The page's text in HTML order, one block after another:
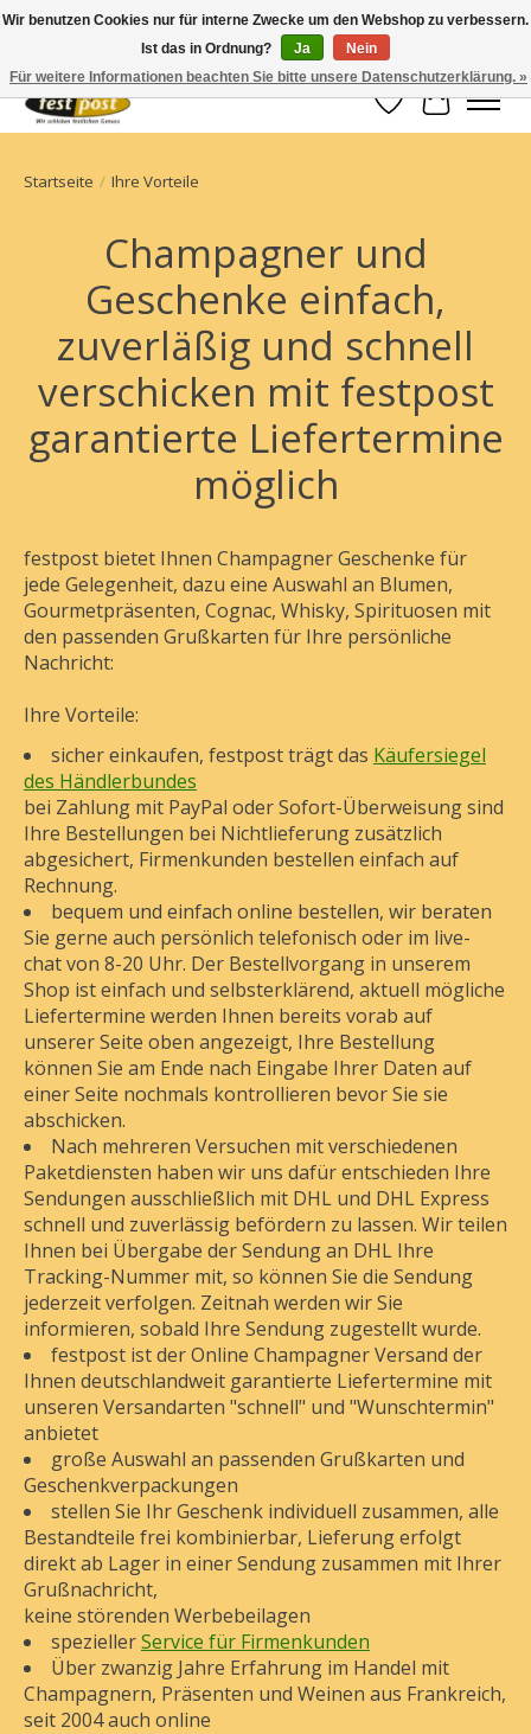
Champagner einfach geschickt
Wunschzettel
Ihr
Startseite / Ihre Vorteile
Champagner und
Geschenke einfach,
zuverläßig und schnell
verschicken mit festpost
garantierte Liefertermine
möglich
festpost bietet Ihnen Champagner Geschenke für
jede Gelegenheit, dazu eine Auswahl an Blumen,
Gourmetpräsenten, Cognac, Whisky, Spirituosen mit
den passenden Grußkarten für Ihre persönliche
Nachricht:
Ihre Vorteile:
sichereinkaufen, festpost trägt das Käufersiegel
des Händlerbundes
bei Zahlung mit PayPal oder Sofort-Überweisung sind
Ihre Bestellungen bei Nichtlieferung zusätzlich
abgesichert, Firmenkunden bestellen einfach auf
Rechnung.
bequem und einfach online bestellen, wir beraten
Sie gerne auch persönlich telefonisch oder im live-
chatvon 8-20 Uhr. Der Bestellvorgang in unserem
Shop isteinfach und selbsterklärend, aktuell mögliche
Liefertermine werden Ihnen bereits vorab auf
unserer Seite oben angezeigt, Ihre Bestellung
können Sie am Ende nach Eingabe Ihrer Daten auf
einer Seite nochmals kontrollieren bevor Sie sie
abschicken.
Nach mehreren Versuchen mit verschiedenen
Paketdiensten haben wir uns dafür entschieden Ihre
Sendungen ausschließlich mit DHL und DHL Express
schnell und zuverlässig befördern zu lassen. Wir teilen
Ihnen bei Übergabe der Sendung an DHL Ihre
Tracking-Nummer mit, so können Sie die Sendung
jederzeit verfolgen. Zeitnah werden wir Sie
informieren, sobald Ihre Sendung zugestellt wurde.
festpost ist der Online Champagner Versand der
Ihnen deutschlandweit garantierte Liefertermine mit
unseren Versandarten "schnell" und "Wunschtermin"
anbietet
große Auswahl an passenden Grußkarten und
Geschenkverpackungen
stellen Sie Ihr Geschenk individuell zusammen, alle
Bestandteile frei kombinierbar, Lieferung erfolgt
direkt ab Lager in einer Sendung zusammen mit Ihrer
Grußnachricht,
keine störenden Werbebeilagen
speziellerService für Firmenkunden
Über zwanzig Jahre Erfahrung im Handel mit
Champagnern, Präsenten und Weinen aus Frankreich,
seit 2004 auch online
Wir benutzen Cookies nur für interne Zwecke um den Webshop zu verbessern.
Ist das in Ordnung?
Ja
Nein
Für weitere Informationen beachten Sie bitte unsere Datenschutzerklärung. »